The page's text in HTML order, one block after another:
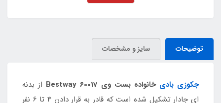
توضیحات سایز و مشخصات
جکوزی بادی خانواده بست وی Bestway 60017
از بدنه
ای جادار تشکیل شده است که قادر به قرار دادن 4 تا 6 نفر